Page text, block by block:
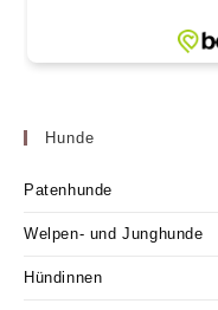
Hunde
Patenhunde
Welpen- und Junghunde
Hündinnen